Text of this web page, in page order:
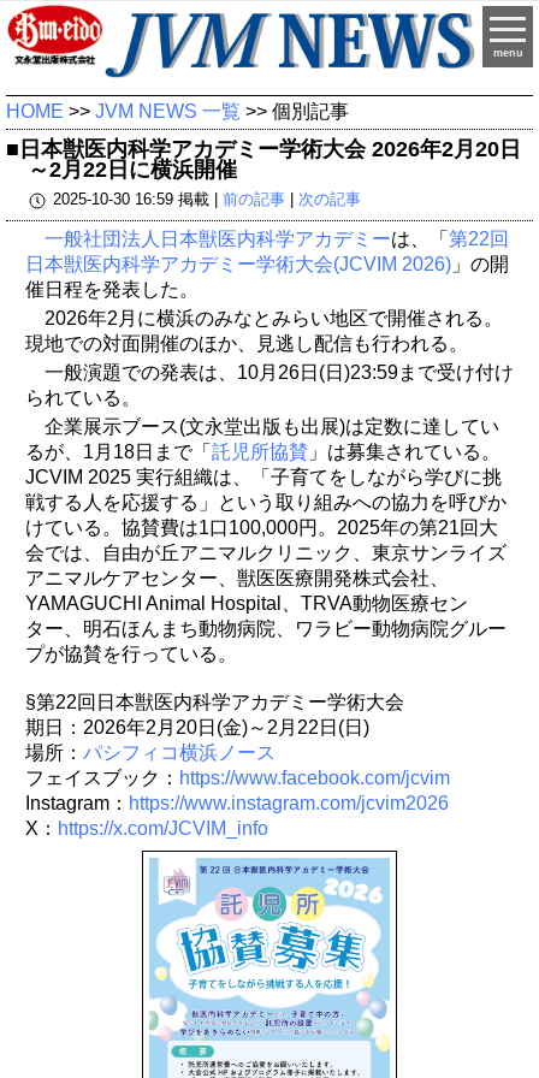
menu
HOME >> JVM NEWS 一覧 >> 個別記事
■日本獣医内科学アカデミー学術大会 2026年2月20日
～2月22日に横浜開催
2025-10-30 16:59 掲載 | 前の記事| 次の記事
一般社団法人日本獣医内科学アカデミーは、「 第22回
日本獣医内科学アカデミー学術大会(JCVIM 2026) 」の開
催日程を発表した。
2026年2月に横浜のみなとみらい地区で開催される。
現地での対面開催のほか、見逃し配信も行われる。
一般演題での発表は、10月26日(日)23:59まで受け付け
られている。
企業展示ブース(文永堂出版も出展)は定数に達してい
るが、1月18日まで「 託児所協賛 」は募集されている。
JCVIM 2025 実⾏組織は、「子育てをしながら学びに挑
戦する人を応援する」という取り組みへの協力を呼びか
けている。協賛費は1口100,000円。2025年の第21回大
会では、自由が丘アニマルクリニック、東京サンライズ
アニマルケアセンター、獣医医療開発株式会社、
YAMAGUCHI Animal Hospital、TRVA動物医療セン
ター、明石ほんまち動物病院、ワラビー動物病院グルー
プが協賛を行っている。
§第22回日本獣医内科学アカデミー学術大会
期日：2026年2月20日(金)～2月22日(日)
場所： パシフィコ横浜ノース
フェイスブック： https://www.facebook.com/jcvim
Instagram： https://www.instagram.com/jcvim2026
X： https://x.com/JCVIM_info